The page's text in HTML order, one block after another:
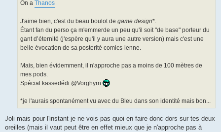
On a Thanos
J'aime bien, c'est du beau boulot de game design*.
Étant fan du perso ça m'emmerde un peu qu'il soit "de base" porteur du
gant d’éternité (j'espère qu'il y aura une autre version) mais c'est une
belle évocation de sa posterité comics-ienne.
Mais, bien évidemment, il n'approche pas a moins de 100 mètres de
mes pods.
Spécial kassedédi @Vorghyrn
*je l'aurais spontanément vu avec du Bleu dans son identité mais bon...
Joli mais pour l'instant je ne vois pas quoi en faire donc dors sur tes deux
oreilles (mais il vaut peut être en effet mieux que je n'approche pas à